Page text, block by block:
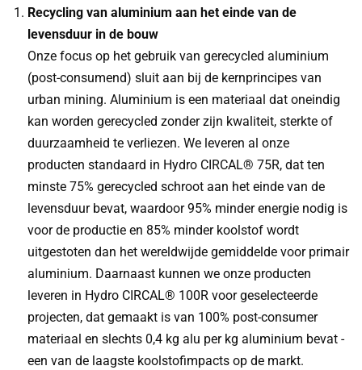
Recycling van aluminium aan het einde van de
levensduur in de bouw
Onze focus op het gebruik van gerecycled aluminium
(post-consumend) sluit aan bij de kernprincipes van
urban mining. Aluminium is een materiaal dat oneindig
kan worden gerecycled zonder zijn kwaliteit, sterkte of
duurzaamheid te verliezen. We leveren al onze
producten standaard in Hydro CIRCAL® 75R, dat ten
minste 75% gerecycled schroot aan het einde van de
levensduur bevat, waardoor 95% minder energie nodig is
voor de productie en 85% minder koolstof wordt
uitgestoten dan het wereldwijde gemiddelde voor primair
aluminium. Daarnaast kunnen we onze producten
leveren in Hydro CIRCAL® 100R voor geselecteerde
projecten, dat gemaakt is van 100% post-consumer
materiaal en slechts 0,4 kg alu per kg aluminium bevat -
een van de laagste koolstofimpacts op de markt.